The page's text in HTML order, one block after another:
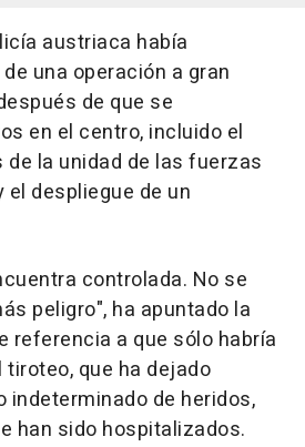
austriaca había
una operación a gran
de que se
en el centro, incluido el
la unidad de las fuerzas
despliegue de un
controlada. No se
peligro", ha apuntado la
referencia a que sólo habría
que ha dejado
indeterminado de heridos,
han sido hospitalizados.